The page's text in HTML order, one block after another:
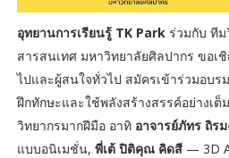
อุทยานการเรียนรู้ TK Park ร่วมกับ ที
สารสนเทศ มหาวิทยาลัยศิลปากร ขอ
ไปและผู้สนใจทั่วไป สมัครเข้าร่วมอบร
ฝึกทักษะและใช้พลังสร้างสรรค์อย่างเ
วิทยากรมากฝีมือ อาทิ อาจารย์ภัทร ถิร
แบบอนิเมชั่น, พี่เต้ ปิติคุณ คิดสี— 3D